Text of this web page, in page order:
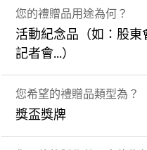
您的禮贈品用途為何？
活動紀念品（如：股
記者會...）
您希望的禮贈品類型為？
獎盃獎牌